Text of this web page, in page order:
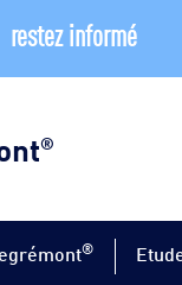
restez informé
®
®